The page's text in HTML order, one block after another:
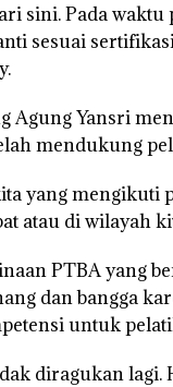
sini. Pada
sesuai
Agung Yansri
mendukung
yang
atau di wilayah
PTBA yang
dan bangga
untuk
diragukan